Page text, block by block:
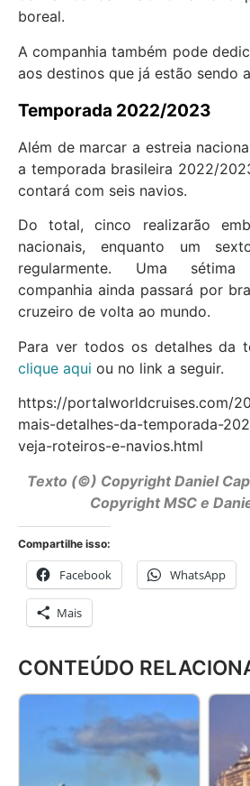
boreal.
A companhia também pode
aos destinos que já estão sendo
Temporada 2022/2023
Além de marcar a estreia
a temporada brasileira 2022/
contará com seis navios.
Do total, cinco realizarão
nacionais, enquanto um
regularmente. Uma
companhia ainda passará por
cruzeiro de volta ao mundo.
Para ver todos os detalhes da
clique aqui ou no link a seguir.
https://portalworldcruises.com/
mais-detalhes-da-temporada-
veja-roteiros-e-navios.html
Texto (©) Copyright Daniel
Copyright MSC e
Compartilhe isso:
Facebook WhatsApp
Mais
CONTEÚDO